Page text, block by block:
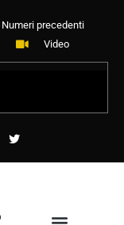
Numeri precedenti
Video